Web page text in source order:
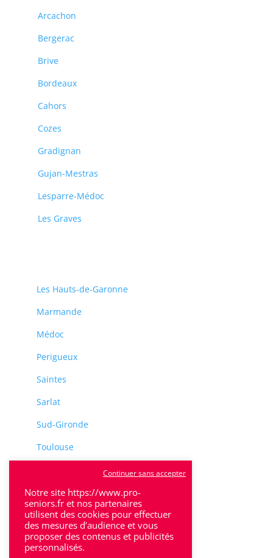
Arcachon
Bergerac
Brive
Bordeaux
Cahors
Cozes
Gradignan
Gujan-Mestras
Lesparre-Médoc
Les Graves
Les Hauts-de-Garonne
Marmande
Médoc
Perigueux
Saintes
Sarlat
Sud-Gironde
Toulouse
Villeneuve-Sur-Lot
Notre site https://www.pro-
seniors.fr et nos partenaires
utilisent des cookies pour effectuer
des mesures d’audience et vous
proposer des contenus et publicités
personnalisés.
Continuer sans accepter